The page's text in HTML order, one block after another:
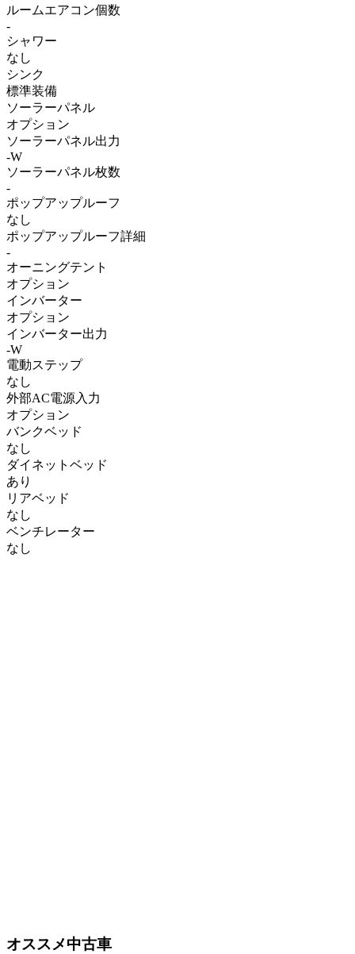
ルームエアコン個数
-
シャワー
なし
シンク
標準装備
ソーラーパネル
オプション
ソーラーパネル出力
-W
ソーラーパネル枚数
-
ポップアップルーフ
なし
ポップアップルーフ詳細
-
オーニングテント
オプション
インバーター
オプション
インバーター出力
-W
電動ステップ
なし
外部AC電源入力
オプション
バンクベッド
なし
ダイネットベッド
あり
リアベッド
なし
ベンチレーター
なし
オススメ中古車